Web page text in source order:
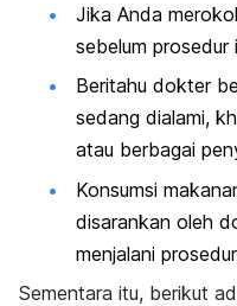
Jika Anda
sebelum prosedur
Beritahu dokter
sedang dialami,
atau berbagai
Konsumsi
disarankan oleh
menjalani
Sementara itu, berikut